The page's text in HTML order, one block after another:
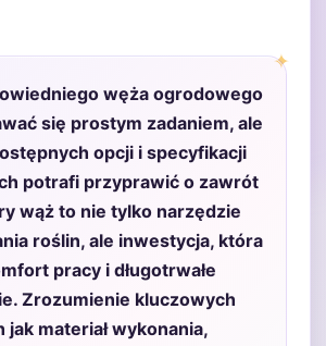
węża ogrodowego
się prostym zadaniem, ale
opcji i specyfikacji
potrafi przyprawić o zawrót
wąż to nie tylko narzędzie
roślin, ale inwestycja, która
pracy i długotrwałe
Zrozumienie kluczowych
jak materiał wykonania,